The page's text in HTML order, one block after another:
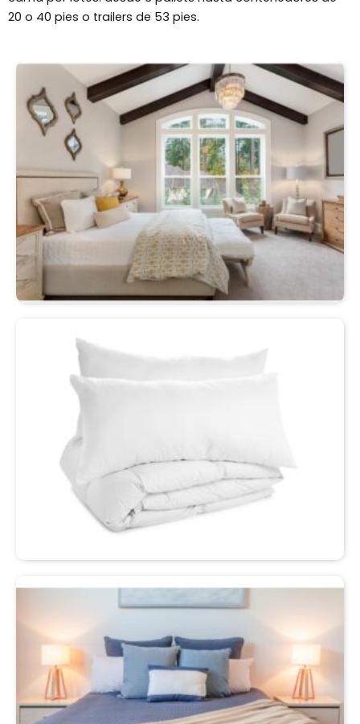
20 o 40 pies o trailers de 53 pies.